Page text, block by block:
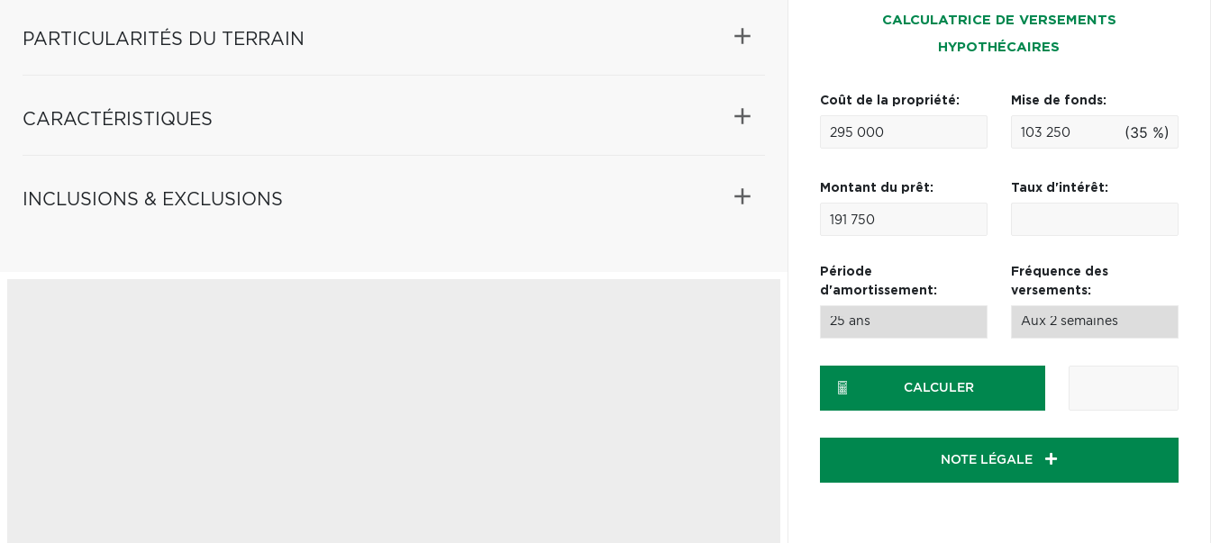
PARTICULARITÉS DU TERRAIN
CARACTÉRISTIQUES
INCLUSIONS & EXCLUSIONS
CALCULATRICE DE VERSEMENTS
HYPOTHÉCAIRES
Coût de la propriété: Mise de fonds:
(35 %)
Montant du prêt: Taux d'intérêt:
Période
d'amortissement:
Fréquence des
versements:
CALCULER
NOTE LÉGALE